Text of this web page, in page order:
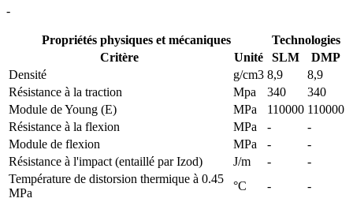
-
Propriétés physiques et mécaniques
Technologies
Critère
Unité SLM
DMP
Densité
g/cm3 8,9
8,9
Résistance à la traction
Mpa 340
340
Module de Young (E)
MPa 110000 110000
Résistance à la flexion
MPa -
-
Module de flexion
MPa -
-
Résistance à l'impact (entaillé par Izod)
J/m -
-
Température de distorsion thermique à 0.45
MPa
°C -
-